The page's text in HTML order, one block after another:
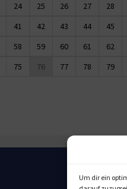
Um dir ein
24 25 26 27 28
41 42 43 44 45
58 59 60 61 62
75 76 77 78 79